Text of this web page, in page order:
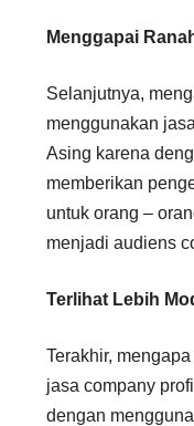
Menggapai
Selanjutnya,
menggunakan
Asing karena
memberikan
untuk orang –
menjadi audiens
Terlihat Lebih
Terakhir,
jasa company
dengan